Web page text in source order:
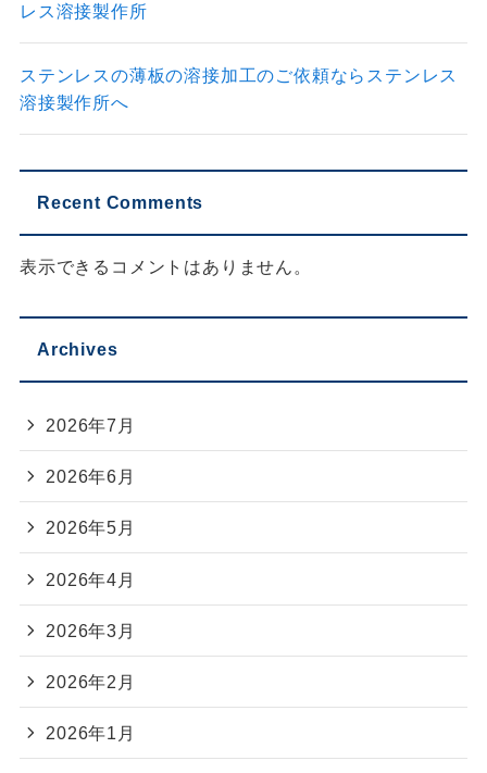
レス溶接製作所
ステンレスの薄板の溶接加工のご依頼ならステンレス
溶接製作所へ
Recent Comments
表示できるコメントはありません。
Archives
2026年7月
2026年6月
2026年5月
2026年4月
2026年3月
2026年2月
2026年1月